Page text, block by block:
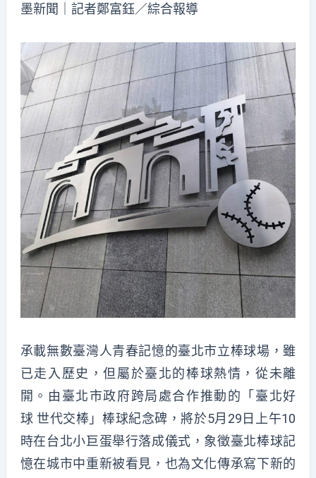
墨新聞 ｜記者鄭富鈺／綜合報導
承載無數臺灣人青春記憶的臺北市立棒球場，雖
已走入歷史，但屬於臺北的棒球熱情，從未離
開。由臺北市政府跨局處合作推動的「臺北好
球 世代交棒」棒球紀念碑，將於5月29日上午10
時在台北小巨蛋舉行落成儀式，象徵臺北棒球記
憶在城市中重新被看見，也為文化傳承寫下新的